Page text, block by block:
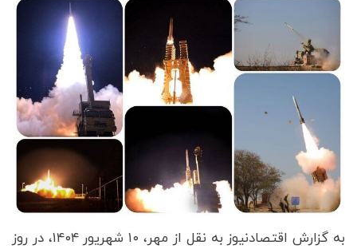
به گزارش اقتصادنیوز به نقل از مهر،
۱۰ شهریور ۱۴۰۴، در روز